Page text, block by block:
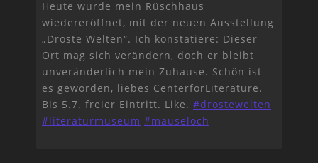
Heute wurde mein Rüschhaus
wiedereröffnet, mit der neuen Ausstellung
„Droste Welten“. Ich konstatiere: Dieser
Ort mag sich verändern, doch er bleibt
unveränderlich mein Zuhause. Schön ist
es geworden, liebes CenterforLiterature.
Bis 5.7. freier Eintritt. Like. #drostewelten
#literaturmuseum #mauseloch